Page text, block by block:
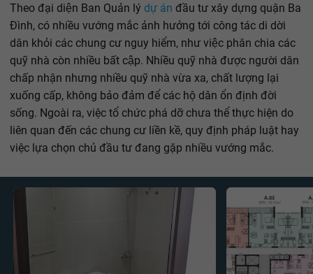
Theo đại diện Ban Quản lý dự án đầu tư xây dựng quận Ba
Đình, có nhiều vướng mắc ảnh hưởng tới công tác di dời
dân khỏi các chung cư nguy hiểm, như việc phân chia các
quỹ nhà còn nhiều bất cập. Nhiều quỹ nhà được người dân
chấp nhận nhưng nhiều quỹ nhà vừa xa, chất lượng lại
xuống cấp, không bảo đảm để các hộ dân ổn định đời
sống. Ngoài ra, việc tổ chức phá dỡ chưa thể thực hiện do
liên quan đến các chung cư liền kề, quy định pháp luật hay
việc lựa chọn chủ đầu tư đang gặp nhiều vướng mắc.